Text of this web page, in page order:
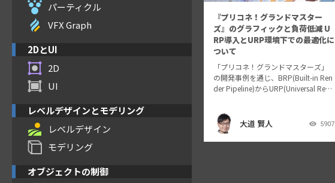
パーティクル
VFX Graph
2DとUI
2D
UI
レベルデザインとモデリング
レベルデザイン
モデリング
オブジェクトの制御
『プリコネ！グランドマスター
ズ』のグラフィックと負荷低減 U
RP導入とURP環境下での最適化に
ついて
「プリコネ！グランドマスターズ」
の開発事例を通じ、BRP(Built-in Ren
der Pipeline)からURP(Universal Rend
RPへの…大道 賢人 5907